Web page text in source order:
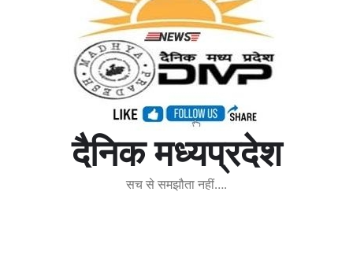
दैनिक मध्यप्रदेश
सच से समझौता नहीं….